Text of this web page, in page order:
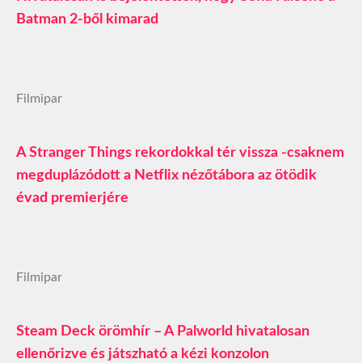
Batman 2-ből kimarad
Filmipar
A Stranger Things rekordokkal tér vissza -csaknem
megduplázódott a Netflix nézőtábora az ötödik
évad premierjére
Filmipar
Steam Deck örömhír – A Palworld hivatalosan
ellenőrizve és játszható a kézi konzolon